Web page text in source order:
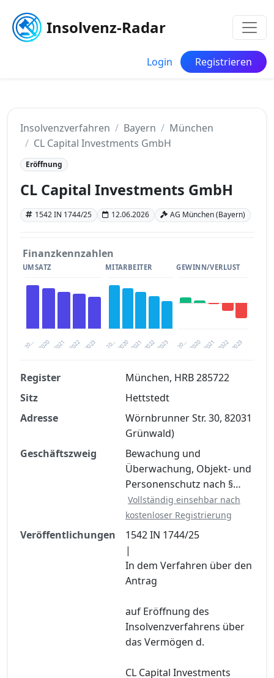
Insolvenz-Radar
Login Registrieren
Insolvenzverfahren Bayern
München
CL Capital Investments GmbH
Eröffnung
CL Capital Investments GmbH
1542 IN 1744/25 12.06.2026 AG München (Bayern)
Finanzkennzahlen
UMSATZ
20… 2021 2023
2020 2022
MITARBEITER
20… 2021 2023
2020 2022
GEWINN/VERLUST
20… 2021 2023
2020 2022
Finanzkennzahlen nach kostenloser
Registrierung verfügbar
Jetzt kostenlos registrieren
Register
München, HRB 285722
Sitz
Hettstedt
Adresse
Wörnbrunner Str. 30, 82031
Grünwald)
Geschäftszweig
Bewachung und
Überwachung, Objekt- und
Personenschutz nach §…
Vollständig einsehbar nach
kostenloser Registrierung
Veröffentlichungen
1542 IN 1744/25
|
In dem Verfahren über den
Antrag
auf Eröffnung des
Insolvenzverfahrens über
das Vermögen d.
CL Capital Investments